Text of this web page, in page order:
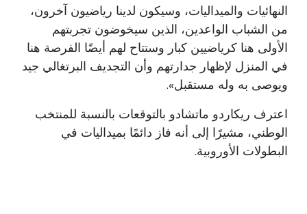
النهائيات والميداليات، وسيكون لدينا رياضيون آخرون،
من الشباب الواعدين، الذين سيخوضون تجربتهم
الأولى هنا كرياضيين كبار وستتاح لهم أيضًا الفرصة هنا
في المنزل لإظهار جدارتهم وأن التجديف البرتغالي جيد
ويوصى به وله مستقبل».
اعترف ريكاردو ماتشادو بالتوقعات بالنسبة للمنتخب
الوطني، مشيرًا إلى أنه فاز دائمًا بميداليات في
البطولات الأوروبية.